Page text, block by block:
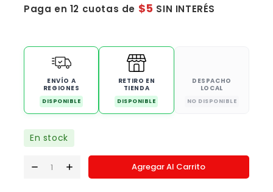
Paga en 12 cuotas de $5 SIN INTERÉS
ENVÍO A
REGIONES
DISPONIBLE
RETIRO EN
TIENDA
DISPONIBLE
DESPACHO
LOCAL
NO DISPONIBLE
En stock
Agregar Al Carrito